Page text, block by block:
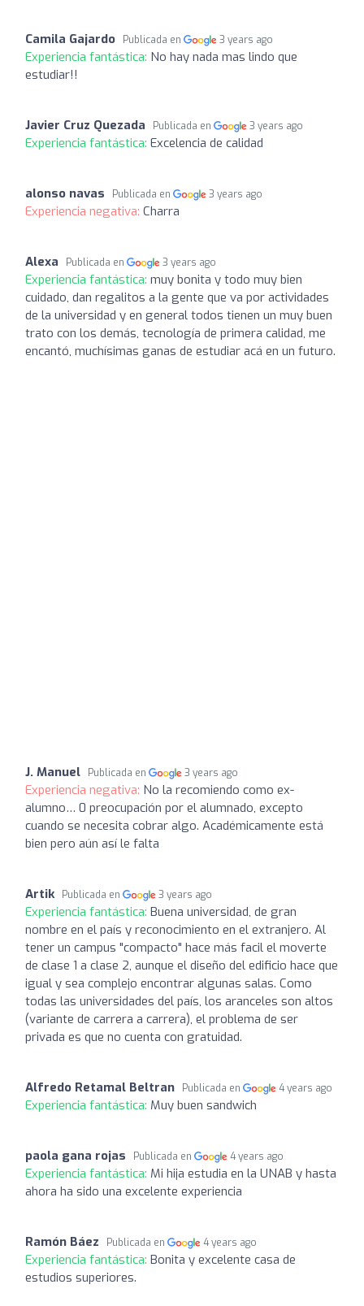
Camila Gajardo Publicada en 3 years ago
Experiencia fantástica: No hay nada mas lindo que
estudiar!!
Javier Cruz Quezada Publicada en 3 years ago
Experiencia fantástica: Excelencia de calidad
alonso navas Publicada en 3 years ago
Experiencia negativa: Charra
Alexa Publicada en 3 years ago
Experiencia fantástica: muy bonita y todo muy bien
cuidado, dan regalitos a la gente que va por actividades
de la universidad y en general todos tienen un muy buen
trato con los demás, tecnología de primera calidad, me
encantó, muchísimas ganas de estudiar acá en un futuro.
J. Manuel Publicada en 3 years ago
Experiencia negativa: No la recomiendo como ex-
alumno… 0 preocupación por el alumnado, excepto
cuando se necesita cobrar algo. Académicamente está
bien pero aún así le falta
Artik Publicada en 3 years ago
Experiencia fantástica: Buena universidad, de gran
nombre en el país y reconocimiento en el extranjero. Al
tener un campus "compacto" hace más facil el moverte
de clase 1 a clase 2, aunque el diseño del edificio hace que
igual y sea complejo encontrar algunas salas. Como
todas las universidades del país, los aranceles son altos
(variante de carrera a carrera), el problema de ser
privada es que no cuenta con gratuidad.
Alfredo Retamal Beltran Publicada en 4 years ago
Experiencia fantástica: Muy buen sandwich
paola gana rojas Publicada en 4 years ago
Experiencia fantástica: Mi hija estudia en la UNAB y hasta
ahora ha sido una excelente experiencia
Ramón Báez Publicada en 4 years ago
Experiencia fantástica: Bonita y excelente casa de
estudios superiores.